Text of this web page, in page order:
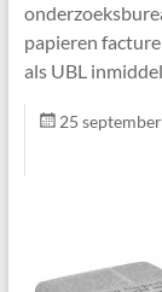
papieren
als UBL
25